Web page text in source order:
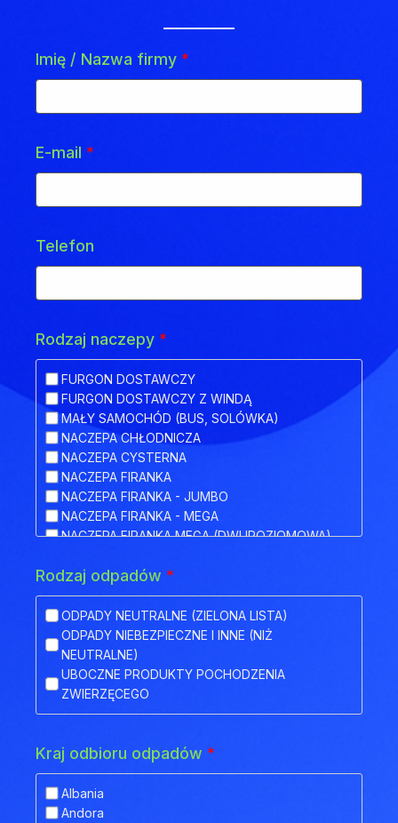
Imię / Nazwa firmy *
E-mail *
Telefon
Rodzaj naczepy *
FURGON DOSTAWCZY
FURGON DOSTAWCZY Z WINDĄ
MAŁY SAMOCHÓD (BUS, SOLÓWKA)
NACZEPA CHŁODNICZA
NACZEPA CYSTERNA
NACZEPA FIRANKA
NACZEPA FIRANKA - JUMBO
NACZEPA FIRANKA - MEGA
NACZEPA FIRANKA MEGA (DWUPOZIOMOWA)
NACZEPA HAKOWA Z PRZYCZEPĄ
NACZEPA IZOTERMA
NACZEPA KŁONICOWA
NACZEPA KONTENEROWA
NACZEPA MEGA (NISKOPODWOZIOWA)
NACZEPA NISKOPODWOZIOWA
NACZEPA NISKOPODWOZIOWA Z OBNIŻONYM
POKŁADEM
NACZEPA PLATFORMA
NACZEPA PLATFORMOWA BDF
NACZEPA PRZEZNACZONA DO TRANSPORTU
ZWIERZĄT
Rodzaj odpadów *
ODPADY NEUTRALNE (ZIELONA LISTA)
ODPADY NIEBEZPIECZNE I INNE (NIŻ
NEUTRALNE)
UBOCZNE PRODUKTY POCHODZENIA
ZWIERZĘCEGO
Kraj odbioru odpadów *
Albania
Andora